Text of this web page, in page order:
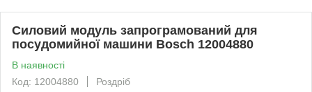
Силовий модуль запрограмований для
посудомийної машини Bosch 12004880
В наявності
Код: 12004880
Роздріб